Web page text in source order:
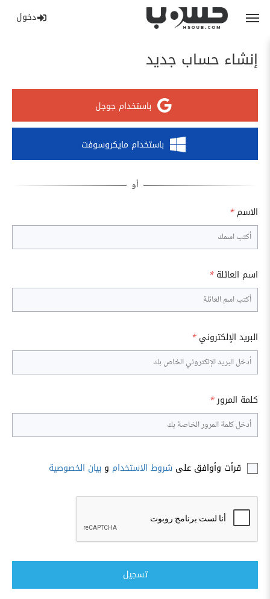
دخول
إنشاء حساب جديد
باستخدام جوجل
باستخدام مايكروسوفت
الاسم *
اسم العائلة *
البريد الإلكتروني *
كلمة المرور*
قرأت وأوافق على شروط الاستخدام و بيان الخصوصية
تسجيل